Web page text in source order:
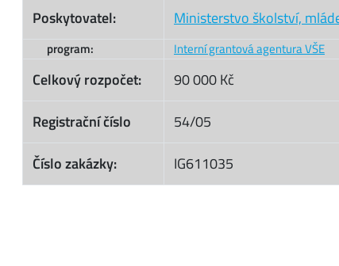
Poskytovatel:
Ministerstvo školství,
program: Interní grantová agentura VŠE
Celkový rozpočet:
90 000 Kč
Registrační číslo
54/05
Číslo zakázky:
IG611035